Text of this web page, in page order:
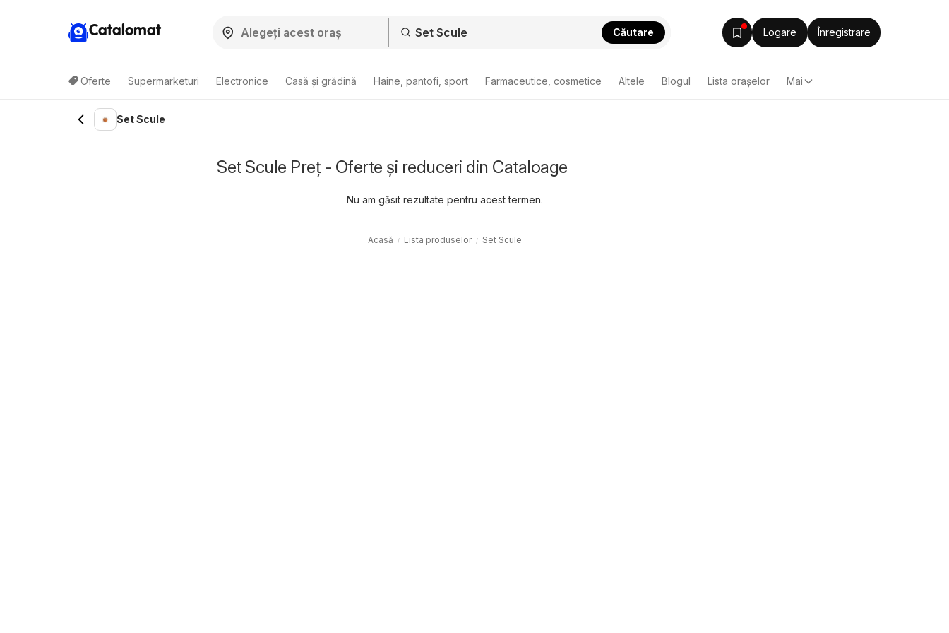
Catalomat Căutare Logare Înregistrare
Oferte Supermarketuri Electronice Casă și grădină Haine, pantofi, sport Farmaceutice, cosmetice Altele Blogul Lista oraşelor Mai
Set Scule
Set Scule Preț - Oferte și reduceri din Cataloage
Nu am găsit rezultate pentru acest termen.
Acasă Lista produselor Set Scule